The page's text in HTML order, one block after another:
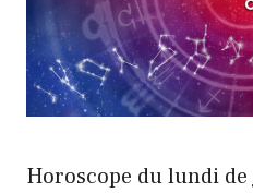
Horoscope du lundi de